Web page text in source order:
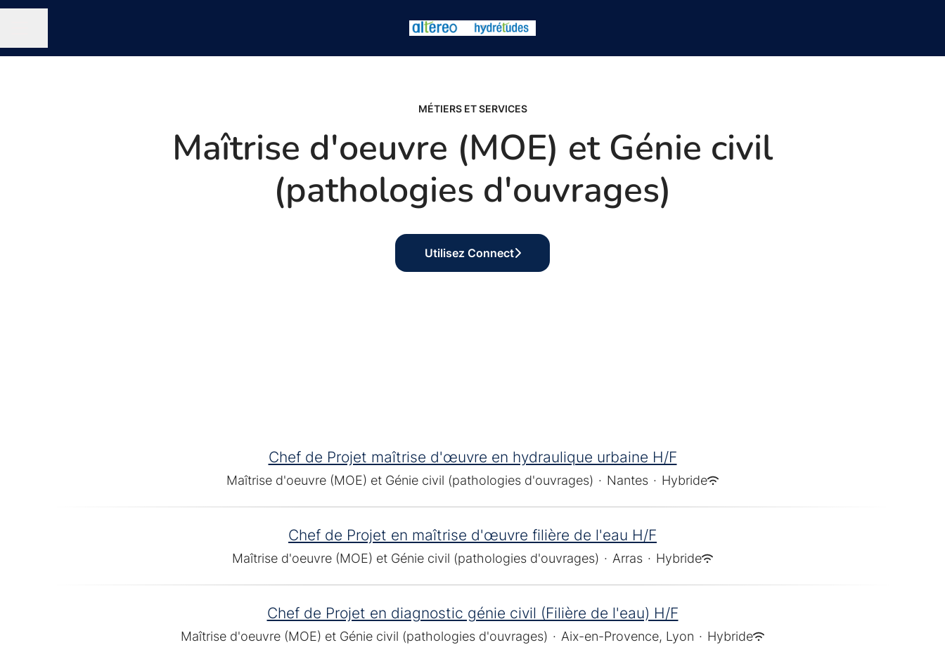
MÉTIERS ET SERVICES
Maîtrise d'oeuvre (MOE) et Génie civil
(pathologies d'ouvrages)
Utilisez Connect
Chef de Projet maîtrise d'œuvre en hydraulique urbaine H/F
Maîtrise d'oeuvre (MOE) et Génie civil (pathologies d'ouvrages) · Nantes · Hybride
Chef de Projet en maîtrise d'œuvre filière de l'eau H/F
Maîtrise d'oeuvre (MOE) et Génie civil (pathologies d'ouvrages) · Arras · Hybride
Chef de Projet en diagnostic génie civil (Filière de l'eau) H/F
Maîtrise d'oeuvre (MOE) et Génie civil (pathologies d'ouvrages) · Aix-en-Provence, Lyon · Hybride